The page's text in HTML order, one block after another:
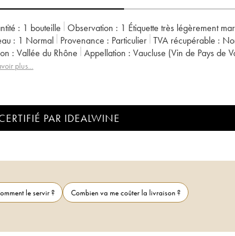
: 1 bouteille Observation : 1 Étiquette très légèrement
: 1 Normal Provenance : particulier TVA récupérable :
:
Vallée du Rhône Appellation :
Vaucluse (Vin de Pays de
:
plus...
PAR IDEALWINE
le servir ?
Combien va me coûter la livraison ?